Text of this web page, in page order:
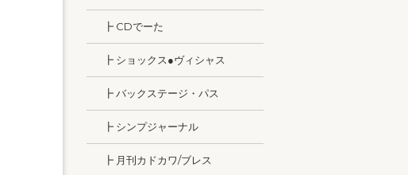
┣ CDでーた
┣ ショックス●ヴィシャス
┣ バックステージ・パス
┣ シンプジャーナル
┣ 月刊カドカワ/ブレス